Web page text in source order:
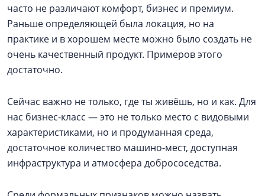
часто не различают комфорт, бизнес и премиум.
Раньше определяющей была локация, но на
практике и в хорошем месте можно было создать не
очень качественный продукт. Примеров этого
достаточно.
Сейчас важно не только, где ты живёшь, но и как. Для
нас бизнес-класс — это не только место с видовыми
характеристиками, но и продуманная среда,
достаточное количество машино-мест, доступная
инфраструктура и атмосфера добрососедства.